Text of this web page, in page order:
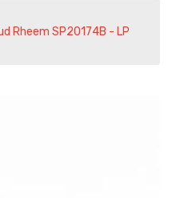
Rheem SP20174B - LP